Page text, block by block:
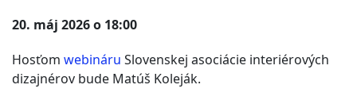
20. máj 2026 o 18:00
Hosťom webináru Slovenskej asociácie interiérových
dizajnérov bude Matúš Koleják.